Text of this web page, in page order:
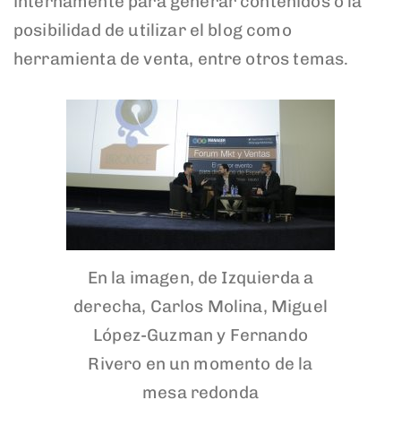
posibilidad de utilizar el blog como
herramienta de venta, entre otros temas.
En la imagen, de Izquierda a
derecha, Carlos Molina, Miguel
López-Guzman y Fernando
Rivero en un momento de la
mesa redonda